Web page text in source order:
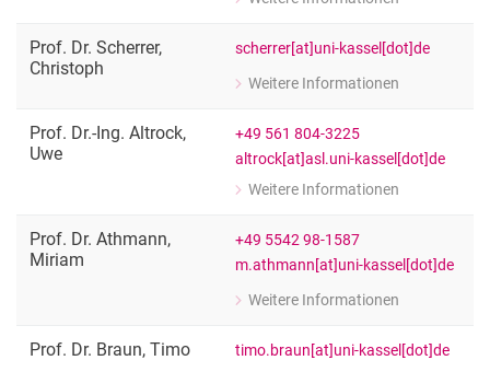
zu Prof. Dr. Stefan Bringezu
Prof. Dr. Scherrer,
Christoph
scherrer[at]uni-kassel[dot]de
Weitere Informationen
zu Prof. Dr. Christoph Scherrer
Prof. Dr.-Ing. Altrock,
Uwe
+49 561 804-3225
altrock[at]asl.uni-kassel[dot]de
Weitere Informationen
zu Prof. Dr.-Ing. Uwe Altrock
Prof. Dr. Athmann,
Miriam
+49 5542 98-1587
m.athmann[at]uni-kassel[dot]de
Weitere Informationen
zu Prof. Dr. Miriam Athmann
Prof. Dr. Braun, Timo
timo.braun[at]uni-kassel[dot]de